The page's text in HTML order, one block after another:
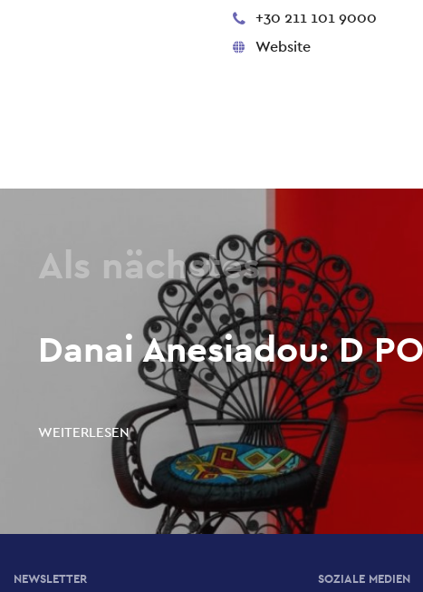
+30 211 101 9000
Website
Als nächstes
Danai Anesiadou: D
WEITERLESEN
NEWSLETTER SOZIALE MEDIEN